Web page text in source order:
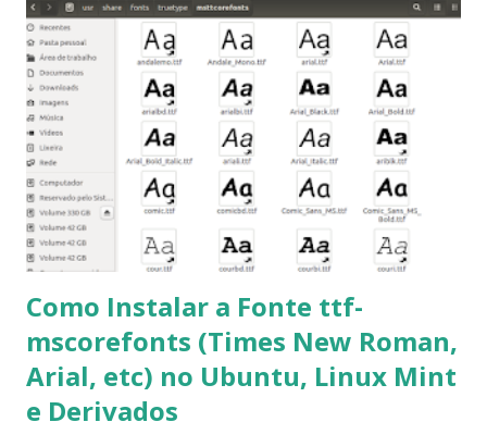
sudo apt-get update 2- Atualizar toda a distro: $ sudo apt-
get -f dist-upgrade ou update-manager -d -c 3- Instalar
pacotes: $ sudo apt-get install [nome do pacote] 4-
Procurar arquivos corrompidos: $ sudo apt-get check 5-
Corrigir problemas de dependências, concluir instalação de
pacotes pendentes e outros erros: $ sudo apt-get -f install
6- Se o comando sudo apt-get -f install nã...
Como Instalar a Fonte ttf-
mscorefonts (Times New Roman,
Arial, etc) no Ubuntu, Linux Mint
e Derivados